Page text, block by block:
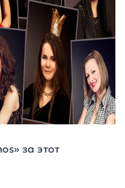
за этот